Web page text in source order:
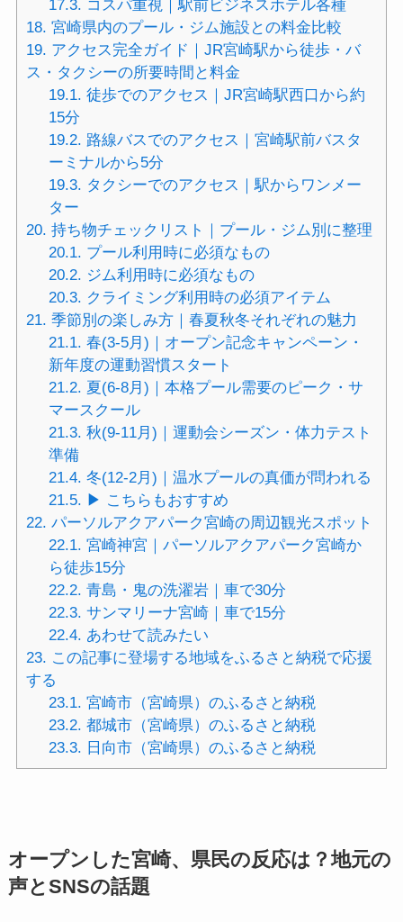
17.3. コスパ重視｜駅前ビジネスホテル各種
18. 宮崎県内のプール・ジム施設との料金比較
19. アクセス完全ガイド｜JR宮崎駅から徒歩・バ
ス・タクシーの所要時間と料金
19.1. 徒歩でのアクセス｜JR宮崎駅西口から約
15分
19.2. 路線バスでのアクセス｜宮崎駅前バスタ
ーミナルから5分
19.3. タクシーでのアクセス｜駅からワンメー
ター
20. 持ち物チェックリスト｜プール・ジム別に整理
20.1. プール利用時に必須なもの
20.2. ジム利用時に必須なもの
20.3. クライミング利用時の必須アイテム
21. 季節別の楽しみ方｜春夏秋冬それぞれの魅力
21.1. 春(3-5月)｜オープン記念キャンペーン・
新年度の運動習慣スタート
21.2. 夏(6-8月)｜本格プール需要のピーク・サ
マースクール
21.3. 秋(9-11月)｜運動会シーズン・体力テスト
準備
21.4. 冬(12-2月)｜温水プールの真価が問われる
21.5. ▶ こちらもおすすめ
22. パーソルアクアパーク宮崎の周辺観光スポット
22.1. 宮崎神宮｜パーソルアクアパーク宮崎か
ら徒歩15分
22.2. 青島・鬼の洗濯岩｜車で30分
22.3. サンマリーナ宮崎｜車で15分
22.4. あわせて読みたい
23. この記事に登場する地域をふるさと納税で応援
する
23.1. 宮崎市（宮崎県）のふるさと納税
23.2. 都城市（宮崎県）のふるさと納税
23.3. 日向市（宮崎県）のふるさと納税
オープンした宮崎、県民の反応は？地元の
声とSNSの話題